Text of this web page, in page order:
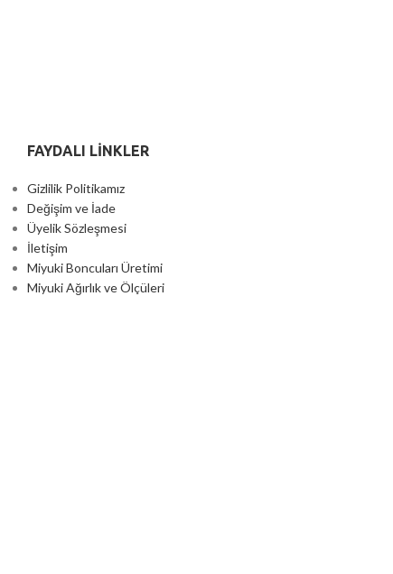
FAYDALI LİNKLER
Gizlilik Politikamız
Değişim ve İade
Üyelik Sözleşmesi
İletişim
Miyuki Boncuları Üretimi
Miyuki Ağırlık ve Ölçüleri